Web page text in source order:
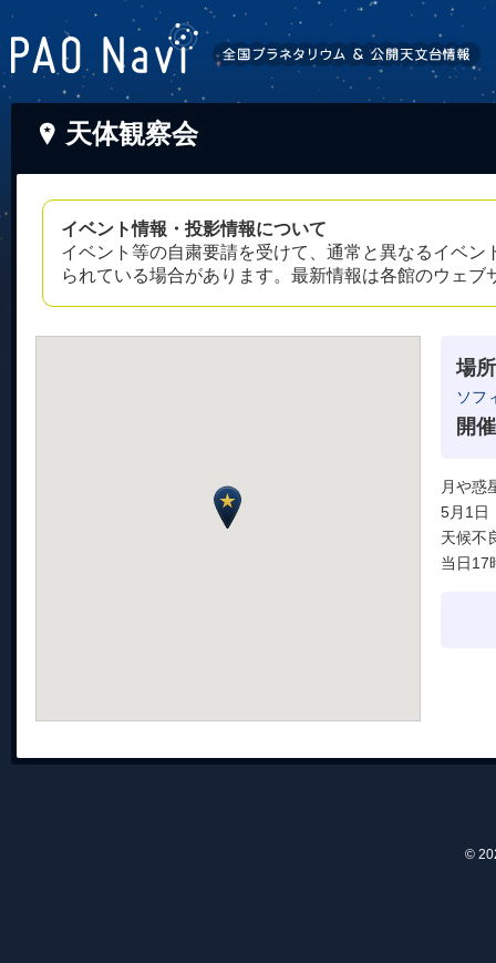
天体観察会
イベント情報・投影情報について
イベント等の自粛要請を受けて、通常と異なるイベ
られている場合があります。最新情報は各館のウェ
場所
ソフ
開
月や惑
5月1日
天候不
当日17
©